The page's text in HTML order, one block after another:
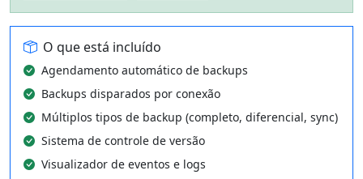
O que está incluído
Agendamento automático de backups
Backups disparados por conexão
Múltiplos tipos de backup (completo, diferencial, sync)
Sistema de controle de versão
Visualizador de eventos e logs